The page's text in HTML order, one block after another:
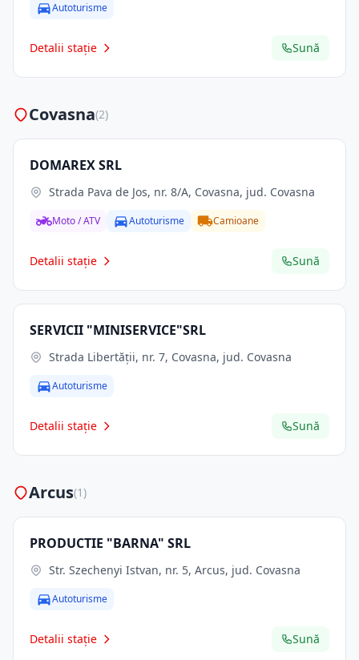
Autoturisme
Detalii stație Sună
Covasna(2)
DOMAREX SRL
Strada Pava de Jos, nr. 8/A, Covasna, jud. Covasna
Moto / ATV Autoturisme Camioane
Detalii stație Sună
SERVICII "MINISERVICE"SRL
Strada Libertăţii, nr. 7, Covasna, jud. Covasna
Autoturisme
Detalii stație Sună
Arcus(1)
PRODUCTIE "BARNA" SRL
Str. Szechenyi Istvan, nr. 5, Arcus, jud. Covasna
Autoturisme
Detalii stație Sună